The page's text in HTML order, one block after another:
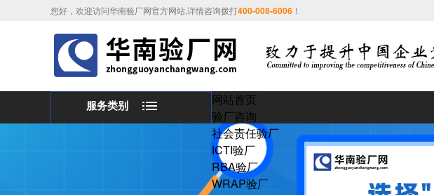
您好，欢迎访问华南验厂网官方网站,详情咨询拨打400-008-6006 ！
服务类别
网站首页
验厂咨询
社会责任验厂
ICTI验厂
RBA验厂
WRAP验厂